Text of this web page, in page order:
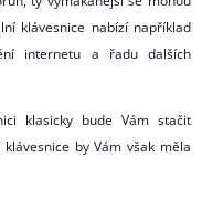
klávesnice nabízí například
internetu a řadu dalších
klasicky bude Vám stačit
by Vám však měla